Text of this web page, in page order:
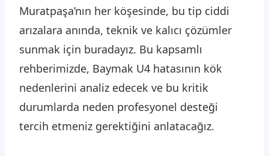
Muratpaşa’nın her köşesinde, bu tip ciddi
arızalara anında, teknik ve kalıcı çözümler
sunmak için buradayız. Bu kapsamlı
rehberimizde, Baymak U4 hatasının kök
nedenlerini analiz edecek ve bu kritik
durumlarda neden profesyonel desteği
tercih etmeniz gerektiğini anlatacağız.